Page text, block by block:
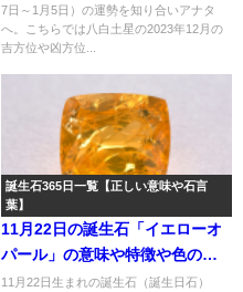
7日～1月5日）の運勢を知り合いアナタ
へ。こちらでは八白土星の2023年12月の
吉方位や凶方位...
誕生石365日一覧【正しい意味や石言
葉】
11月22日の誕生石「イエローオ
パール」の意味や特徴や色の種
類｜石言葉「隠された本能」の
11月22日生まれの誕生石（誕生日石）